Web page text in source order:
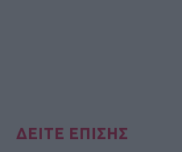
ΔΕΙΤΕ ΕΠΙΣΗΣ